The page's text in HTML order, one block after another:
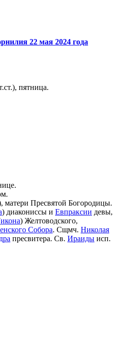
22 мая 2024 года
пятница.
матери Пресвятой Богородицы.
) диакониссы и Евпраксии девы,
икона) Желтоводского,
Собора. Сщмч. Николая
пресвитера. Св. Ираиды исп.